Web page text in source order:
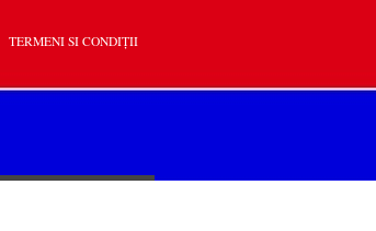
TERMENI SI CONDIȚII